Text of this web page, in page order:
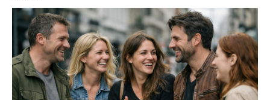
GRAVPLASS
KALENDER
KONTAKT